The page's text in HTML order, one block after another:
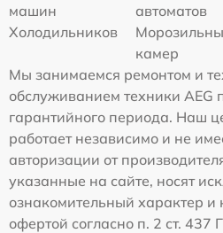
машин
автоматов
Холодильников
камер
Мы занимаемся ремонтом и
обслуживанием техники AEG
гарантийного периода. Наш
работает независимо и не
авторизации от
указанные на сайте, носят
ознакомительный характер и
офертой согласно п. 2 ст.